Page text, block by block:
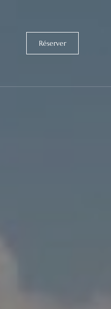
Réserver